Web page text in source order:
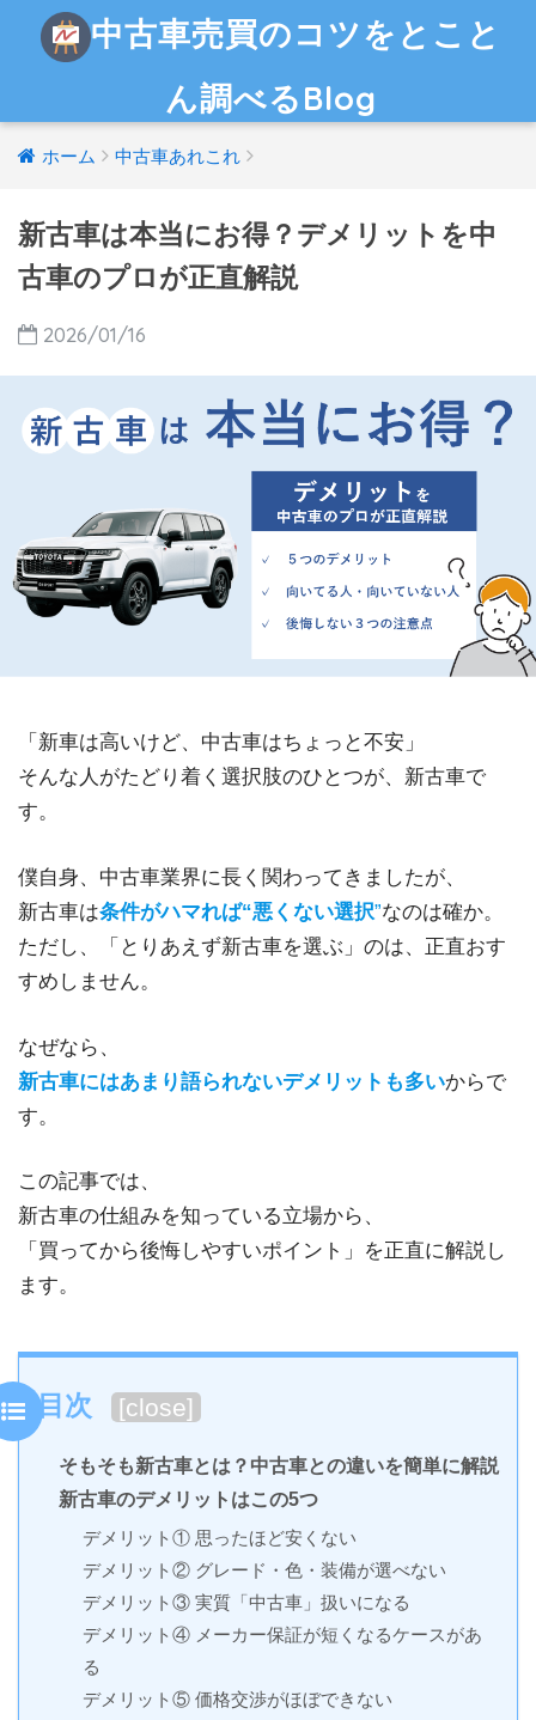
中古車売買のコツをとこと
ん調べるBlog
ホーム 中古車あれこれ
新古車は本当にお得？デメリットを中
古車のプロが正直解説
2026/01/16
「新車は高いけど、中古車はちょっと不安」
そんな人がたどり着く選択肢のひとつが、新古車で
す。
僕自身、中古車業界に長く関わってきましたが、
新古車は条件がハマれば“悪くない選択”なのは確か。
ただし、「とりあえず新古車を選ぶ」のは、正直おす
すめしません。
なぜなら、
新古車にはあまり語られないデメリットも多いからで
す。
この記事では、
新古車の仕組みを知っている立場から、
「買ってから後悔しやすいポイント」を正直に解説し
ます。
目次 [close]
そもそも新古車とは？中古車との違いを簡単に解説
新古車のデメリットはこの5つ
デメリット① 思ったほど安くない
デメリット② グレード・色・装備が選べない
デメリット③ 実質「中古車」扱いになる
デメリット④ メーカー保証が短くなるケースがあ
る
デメリット⑤ 価格交渉がほぼできない